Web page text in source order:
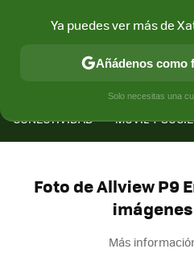
CONECTIVIDAD MÓVIL Y
Foto de Allview P9
Más
Ya puedes ver más de
Añádenos como
Solo necesitas una